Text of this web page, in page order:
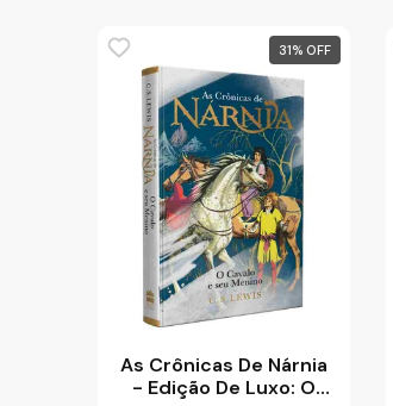
31%
As Crônicas De Nárnia
- Edição De Luxo: O